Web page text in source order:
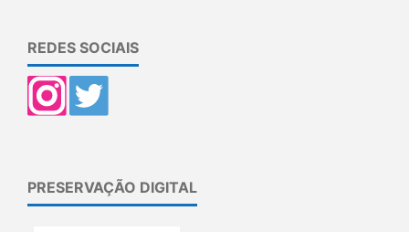
REDES SOCIAIS
PRESERVAÇÃO DIGITAL